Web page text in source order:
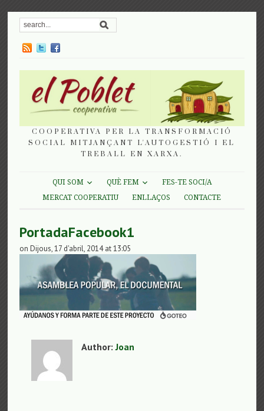
COOPERATIVA PER LA TRANSFORMACIÓ
SOCIAL MITJANÇANT L'AUTOGESTIÓ I EL
TREBALL EN XARXA.
QUI SOM QUÈ FEM
FES-TE SOCI/A
MERCAT COOPERATIU
ENLLAÇOS CONTACTE
PortadaFacebook1
on Dijous, 17 d'abril, 2014 at 13:05
Author:Joan